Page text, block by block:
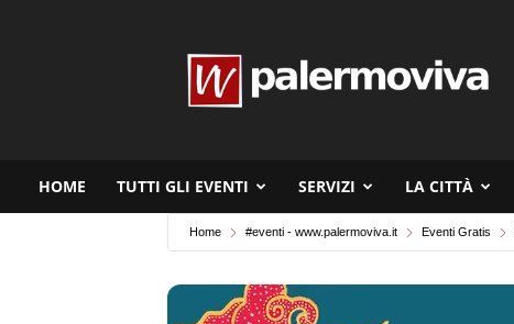
HOME TUTTI GLI EVENTI SERVIZI LA CITTÀ
Home #eventi - www.palermoviva.it Eventi Gratis